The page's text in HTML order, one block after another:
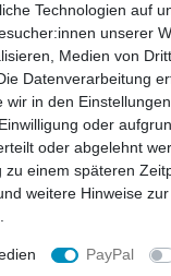
Technologien auf
unserer
Medien von
Datenverarbeitung
in den
oder
oder abgelehnt
einem späteren
weitere Hinweise
PayPal